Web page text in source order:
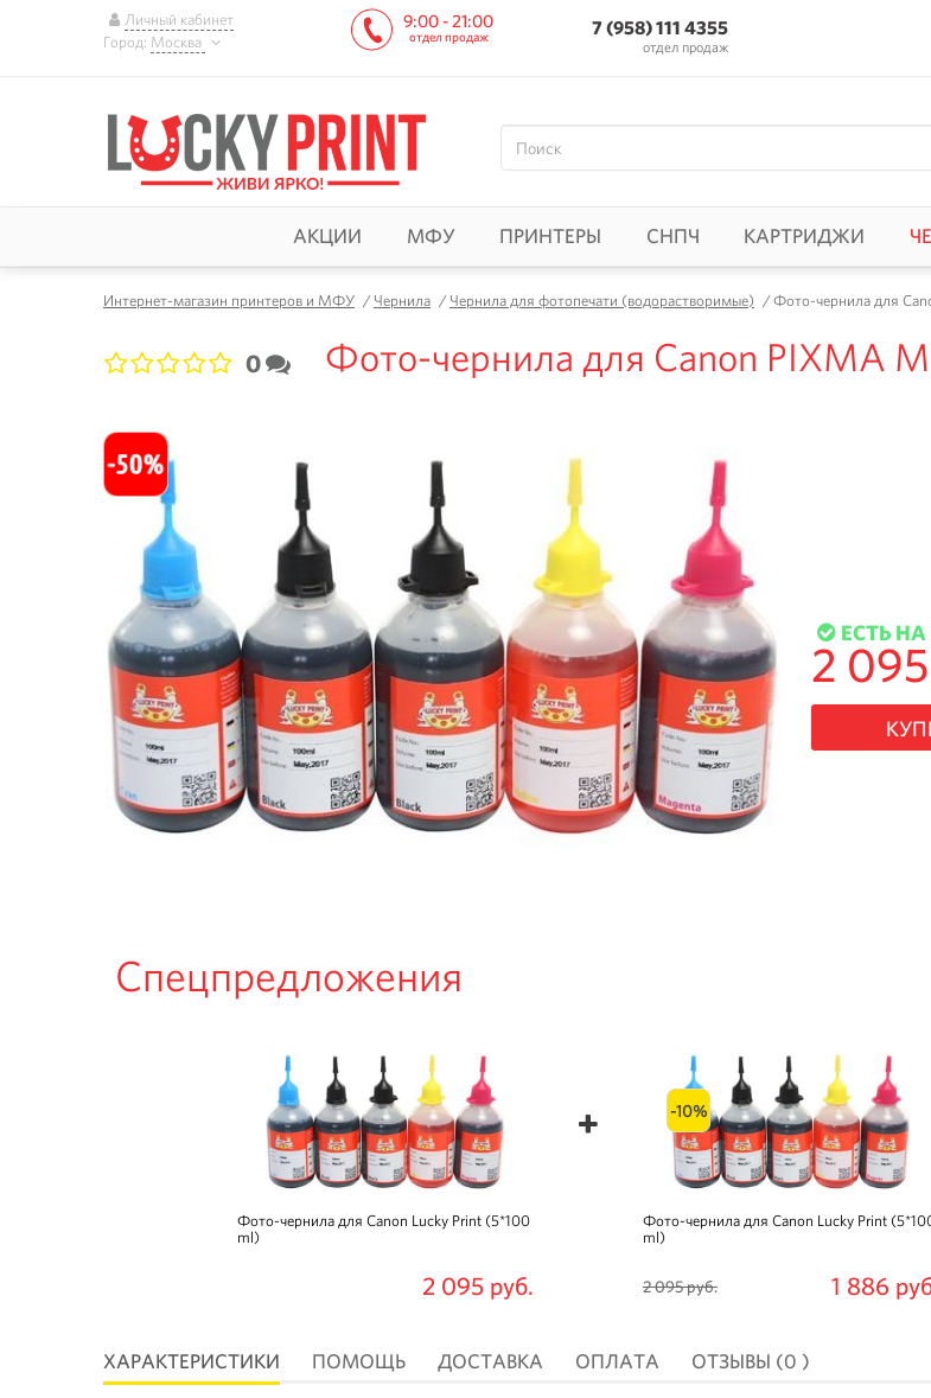
Личный кабинет
Город: Москва
9:00 - 21:00
отдел продаж 7 (958) 111 4355
отдел продаж
АКЦИИ МФУ ПРИНТЕРЫ СНПЧ КАРТРИДЖИ
Интернет-магазин принтеров и МФУ /Чернила /Чернила для фотопечати (водорастворимые) /Фото-чернила для
0 Фото-чернила для Canon PIXMA
ЕСТЬ
2
Спецпредложения
Фото-чернила для Canon Lucky Print (5*100
ml)
2 095 руб.
-10%
Фото-чернила для Canon Lucky Print
ml)
2 095 руб. 1 886
ХАРАКТЕРИСТИКИ ПОМОЩЬ ДОСТАВКА ОПЛАТА ОТЗЫВЫ (0 )